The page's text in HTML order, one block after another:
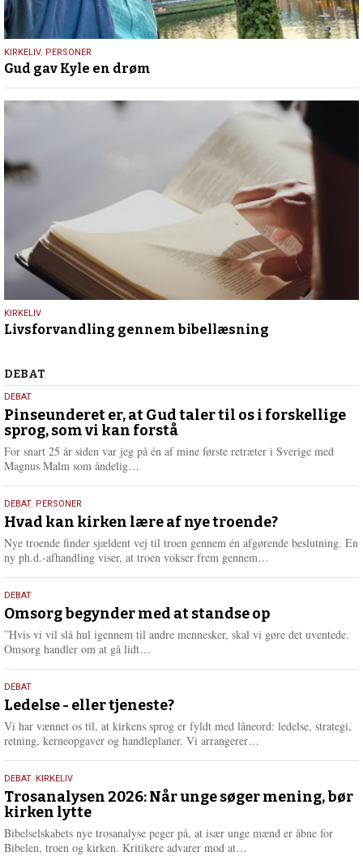
9.
juli
2026
KIRKELIV, PERSONER
Gud gav Kyle en drøm
9.
juli
KIRKELIV
Livsforvandling gennem bibellæsning
Debat
DEBAT
5.
august
2026
DEBAT
Pinseunderet er, at Gud taler til os i forskellige
sprog, som vi kan forstå
For snart 25 år siden var jeg på én af mine første retræter i Sverige med
Magnus Malm som åndelig…
e
r
e
25.
juli
2026
DEBAT, PERSONER
Hvad kan kirken lære af nye troende?
Nye troende finder sjældent vej til troen gennem én afgørende beslutning. En
ny ph.d.-afhandling viser, at troen vokser frem gennem…
e
r
e
9.
juli
2026
DEBAT
Omsorg begynder med at standse op
”Hvis vi vil slå hul igennem til andre mennesker, skal vi gøre det uventede.
Omsorg handler om at gå lidt…
e
r
e
10.
juni
2026
DEBAT
Ledelse - eller tjeneste?
Vi har vænnet os til, at kirkens sprog er fyldt med låneord: ledelse, strategi,
retning, kerneopgaver og handleplaner. Vi arrangerer…
e
2.
juni
2026
DEBAT, KIRKELIV
Trosanalysen 2026: Når unge søger mening, bør
kirken lytte
Bibelselskabets nye trosanalyse peger på, at især unge mænd er åbne for
Bibelen, troen og kirken. Kritikere advarer mod at…